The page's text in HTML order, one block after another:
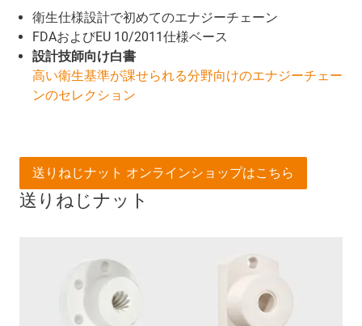
衛生仕様設計で初めてのエナジーチェーン
FDAおよびEU 10/2011仕様ベース
設計技師向け白書
高い衛生基準が課せられる分野向けのエナジーチェー
ンのセレクション
送りねじナット
送りねじナット オンラインショップはこちら